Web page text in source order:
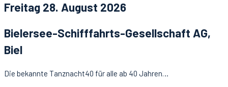
Freitag 28. August 2026
Bielersee-Schifffahrts-Gesellschaft AG,
Biel
Die bekannte Tanznacht40 für alle ab 40 Jahren…